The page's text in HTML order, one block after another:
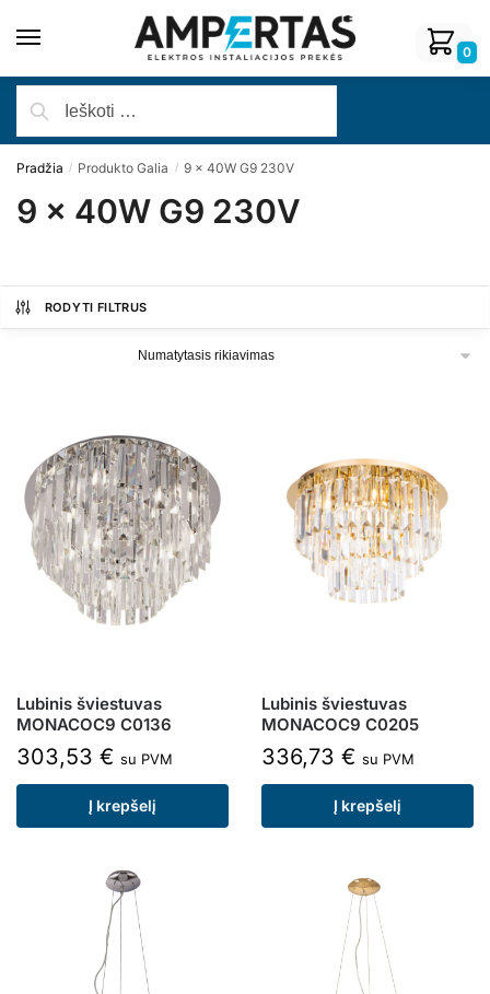
0
Pradžia / Produkto Galia / 9 x 40W G9 230V
9 x 40W G9 230V
RODYTI FILTRUS
Lubinis šviestuvas
MONACOC9 C0136
303,53 € su PVM
Į krepšelį
Lubinis šviestuvas
MONACOC9 C0205
336,73 € su PVM
Į krepšelį